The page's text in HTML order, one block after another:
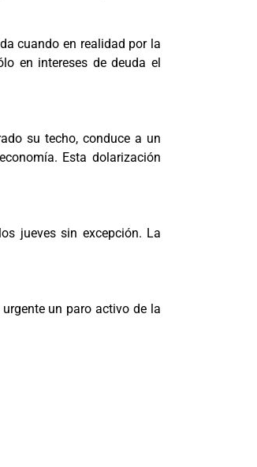
cuando en realidad por la
en intereses de deuda el
su techo, conduce a un
Esta dolarización
jueves sin excepción. La
un paro activo de la